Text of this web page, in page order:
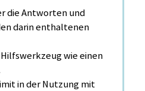
die Antworten und
darin enthaltenen
wie einen
in der Nutzung mit